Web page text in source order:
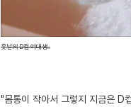
훗날의 D컵 여대생..
"몸통이 작아서 그렇지 지금은 D